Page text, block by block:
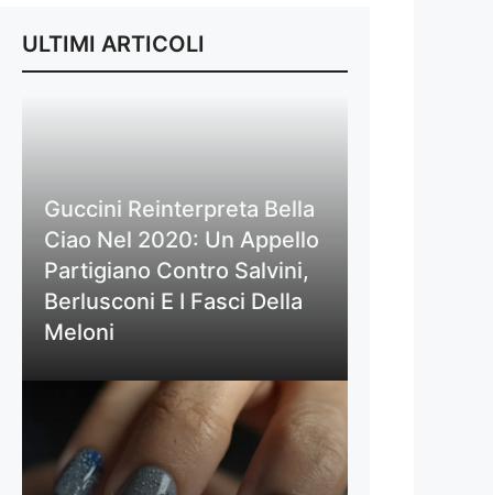
ULTIMI ARTICOLI
Guccini Reinterpreta Bella
Ciao Nel 2020: Un Appello
Partigiano Contro Salvini,
Berlusconi E I Fasci Della
Meloni